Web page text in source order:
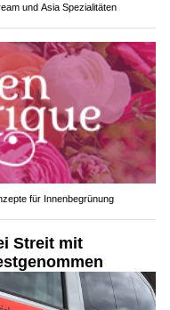
und Asia Spezialitäten
für Innenbegrünung
Streit mit